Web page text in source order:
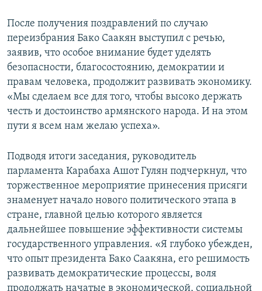
После получения поздравлений по случаю
переизбрания Бако Саакян выступил с речью,
заявив, что особое внимание будет уделять
безопасности, благосостоянию, демократии и
правам человека, продолжит развивать экономику.
«Мы сделаем все для того, чтобы высоко держать
честь и достоинство армянского народа. И на этом
пути я всем нам желаю успеха».
Подводя итоги заседания, руководитель
парламента Карабаха Ашот Гулян подчеркнул, что
торжественное мероприятие принесения присяги
знаменует начало нового политического этапа в
стране, главной целью которого является
дальнейшее повышение эффективности системы
государственного управления. «Я глубоко убежден,
что опыт президента Бако Саакяна, его решимость
развивать демократические процессы, воля
продолжать начатые в экономической, социальной